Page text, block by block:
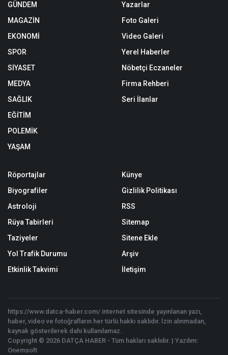
GÜNDEM
MAGAZİN
EKONOMİ
SPOR
SİYASET
MEDYA
SAĞLIK
EĞİTİM
POLEMİK
YAŞAM
Yazarlar
Foto Galeri
Video Galeri
Yerel Haberler
Nöbetçi Eczaneler
Firma Rehberi
Seri İlanlar
Röportajlar
Biyografiler
Astroloji
Rüya Tabirleri
Taziyeler
Yol Trafik Durumu
Etkinlik Takvimi
Künye
Gizlilik Politikası
RSS
Sitemap
Sitene Ekle
Arşiv
İletişim
https://www.datca-haber.com/ internet sitesinde yayınlanan yazı,
haber, video ve fotoğrafların her türlü hakkı saklıdır. İzin alınmadan,
kaynak gösterilerek dahi kullanılamaz.
Copyright © 2026 DATÇA HABER - Tüm hakları saklıdır. | Yazılım:
Onemsoft